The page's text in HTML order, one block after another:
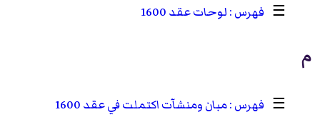
☰ لوحات عقد 1600
م
☰
مبان ومنشآت اكتملت في عقد 1600